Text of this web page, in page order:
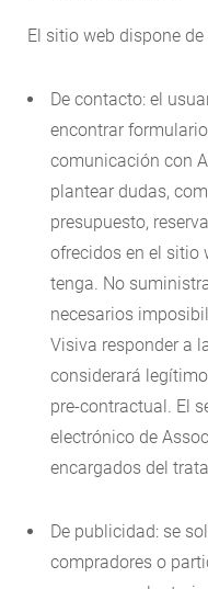
El sitio web dispone
De contacto: el
encontrar
comunicación con
plantear dudas,
presupuesto,
ofrecidos en el sitio
tenga. No
necesarios
Visiva responder a
considerará
pre-contractual. El
electrónico de
encargados del
De publicidad: se
compradores o